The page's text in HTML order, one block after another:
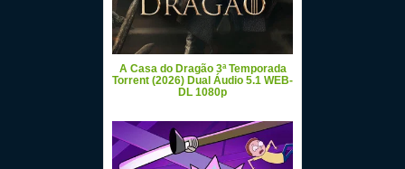
A Casa do Dragão 3ª Temporada
Torrent (2026) Dual Áudio 5.1 WEB-
DL 1080p